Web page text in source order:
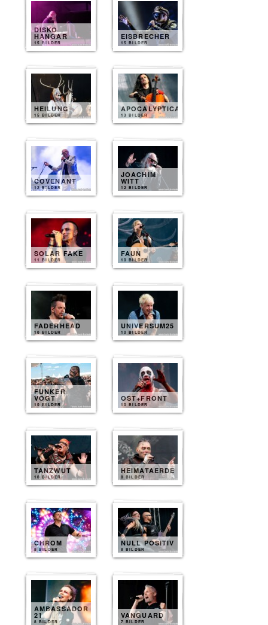
DISKO
HANGAR
15 BILDER
EISBRECHER
15 BILDER
HEILUNG
15 BILDER
APOCALYPTICA
13 BILDER
COVENANT
12 BILDER
JOACHIM
WITT
12 BILDER
SOLAR FAKE
11 BILDER
FAUN
10 BILDER
FADERHEAD
10 BILDER
UNIVERSUM25
10 BILDER
FUNKER
VOGT
10 BILDER
OST+FRONT
10 BILDER
TANZWUT
10 BILDER
HEIMATAERDE
8 BILDER
CHROM
8 BILDER
NULL POSITIV
8 BILDER
AMBASSADOR
21
8 BILDER
VANGUARD
7 BILDER